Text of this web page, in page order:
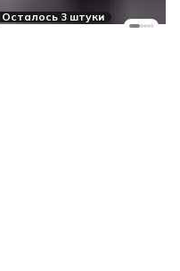
Осталось 3 штуки